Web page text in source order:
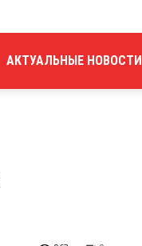
АКТУАЛЬНЫЕ НОВОСТИ